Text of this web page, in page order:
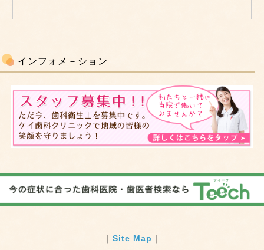
インフォメ－ション
｜ Site Map ｜